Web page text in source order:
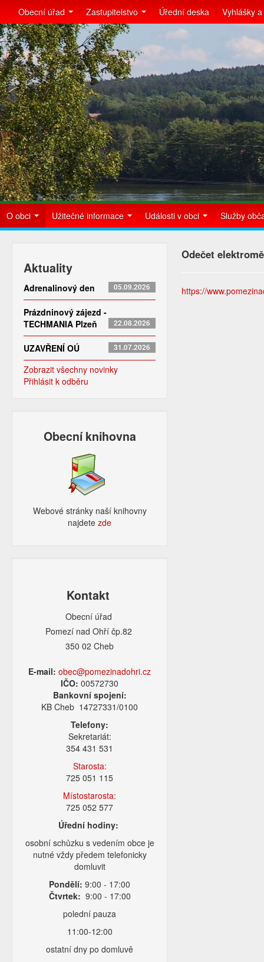
Obecní úřad Zastupitelstvo Úřední deska Vyhlášky
O obci Užitečné informace Události v obci Služby
Aktuality
Adrenalinový den 05.09.2026
Prázdninový zájezd -
TECHMANIA Plzeň
22.08.2026
UZAVŘENÍ OÚ 31.07.2026
Zobrazit všechny novinky
Přihlásit k odběru
Obecní knihovna
Webové stránky naší knihovny
najdetezde​
Kontakt
Obecní úřad
Pomezí nad Ohří čp.82
350 02 Cheb
E-mail: obec@pomezinadohri.cz
IČO:00572730
Bankovní spojení:
KB Cheb 14727331/0100
Telefony:
Sekretariát:
354 431 531
Starosta:
725 051 115
Místostarosta:
725 052 577
Úřední hodiny:
osobní schůzku s vedením obce je
nutné vždy předem telefonicky
domluvit
Pondělí: 9:00 - 17:00
Čtvrtek: 9:00 - 17:00
polední pauza
11:00-12:00
ostatní dny po domluvě
Odečet
https://